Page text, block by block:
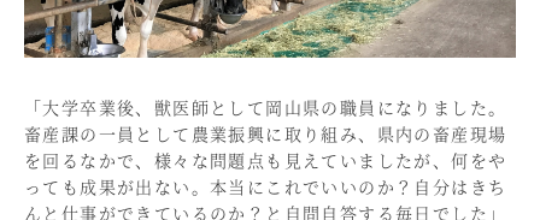
「大学卒業後、獣医師として岡山県の職員になりました。
畜産課の一員として農業振興に取り組み、県内の畜産現場
を回るなかで、様々な問題点も見えていましたが、何をや
っても成果が出ない。本当にこれでいいのか？自分はきち
んと仕事ができているのか？と自問自答する毎日でした」